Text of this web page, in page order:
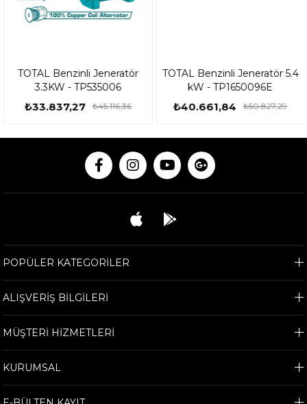
TOTAL Benzinli Jeneratör
3.3KW - TP535006
₺33.837,27 ₺45.116,36
TOTAL Benzinli Jeneratör 5.4
kW - TP1650096E
₺40.661,84 ₺50.827,29
POPÜLER KATEGORİLER
ALIŞVERİŞ BİLGİLERİ
MÜŞTERİ HİZMETLERİ
KURUMSAL